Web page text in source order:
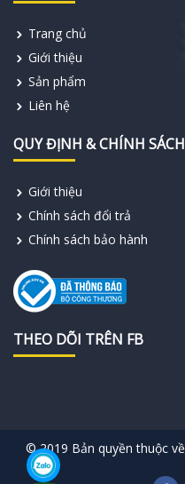
Trang chủ
Giới thiệu
Sản phẩm
Liên hệ
QUY ĐỊNH & CHÍNH SÁCH
Giới thiệu
Chính sách đổi trả
Chính sách bảo hành
THEO DÕI TRÊN FB
© 2019 Bản quyền thuộc về